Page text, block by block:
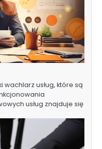
usług, które są
usług znajduje się